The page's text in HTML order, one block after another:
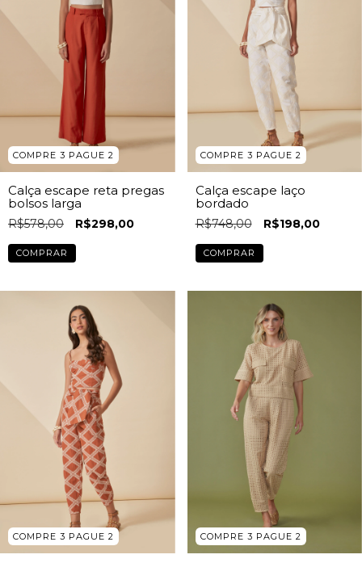
COMPRE 3 PAGUE 2
Calça escape reta pregas
bolsos larga
R$578,00 R$298,00
COMPRAR
COMPRE 3 PAGUE 2
Calça escape laço
bordado
R$748,00 R$198,00
COMPRAR
COMPRE 3 PAGUE 2 COMPRE 3 PAGUE 2